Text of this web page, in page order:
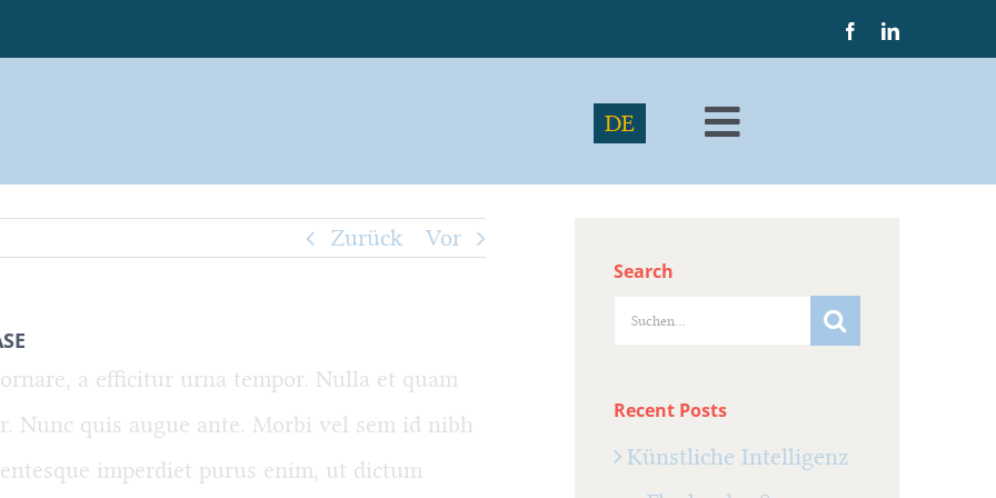
DE
Toggle
Wildwasser Strategie
Zurück Vor
a efficitur urna tempor. Nulla et quam
Nunc quis augue ante. Morbi vel sem id nibh
imperdiet purus enim, ut dictum
Search
Suche
Recent Posts
Künstliche Intelligenz